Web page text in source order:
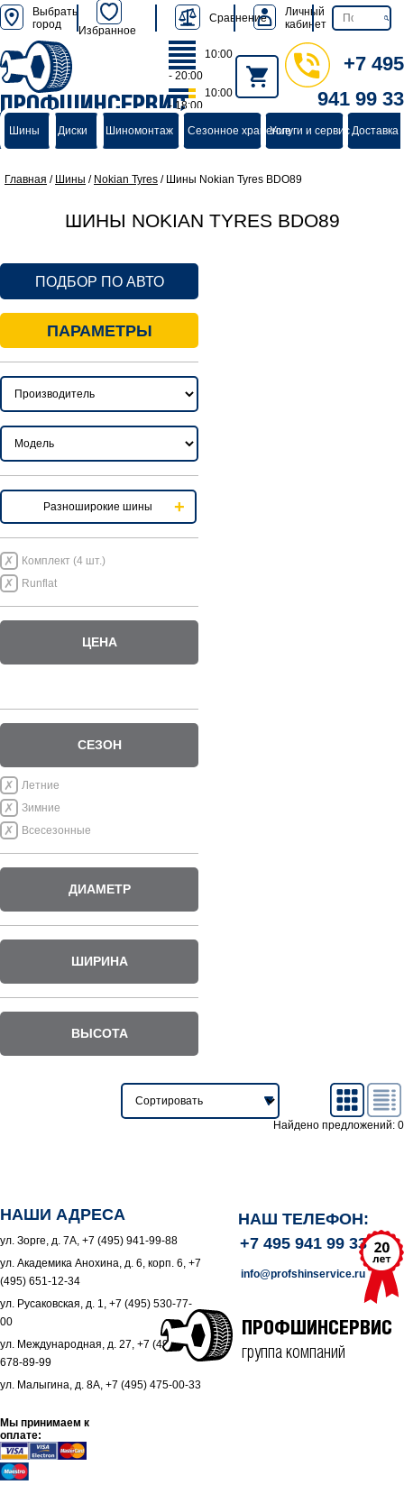
Выбрать
город
Избранное
Сравнение
Личный
кабинет
ПРОФШИНСЕРВИС
группа компаний
10:00
- 20:00
10:00
- 18:00
+7 495
941 99 33
Шины Диски Шиномонтаж Сезонное хранениеУслуги и сервисДоставка
Главная / Шины / Nokian Tyres / Шины Nokian Tyres BDO89
ШИНЫ NOKIAN TYRES BDO89
ПОДБОР ПО АВТО
ПАРАМЕТРЫ
Разноширокие шины
Комплект (4 шт.)
Runflat
ЦЕНА
СЕЗОН
Летние
Зимние
Всесезонные
ДИАМЕТР
ШИРИНА
ВЫСОТА
Найдено предложений: 0
НАШИ АДРЕСА
ул. Зорге, д. 7А, +7 (495) 941-99-88
ул. Академика Анохина, д. 6, корп. 6, +7
(495) 651-12-34
ул. Русаковская, д. 1, +7 (495) 530-77-
00
ул. Международная, д. 27, +7 (495)
678-89-99
ул. Малыгина, д. 8А, +7 (495) 475-00-33
Мы принимаем к
оплате:
НАШ ТЕЛЕФОН:
+7 495 941 99 33
info@profshinservice.ru
ПРОФШИНСЕРВИС
группа компаний